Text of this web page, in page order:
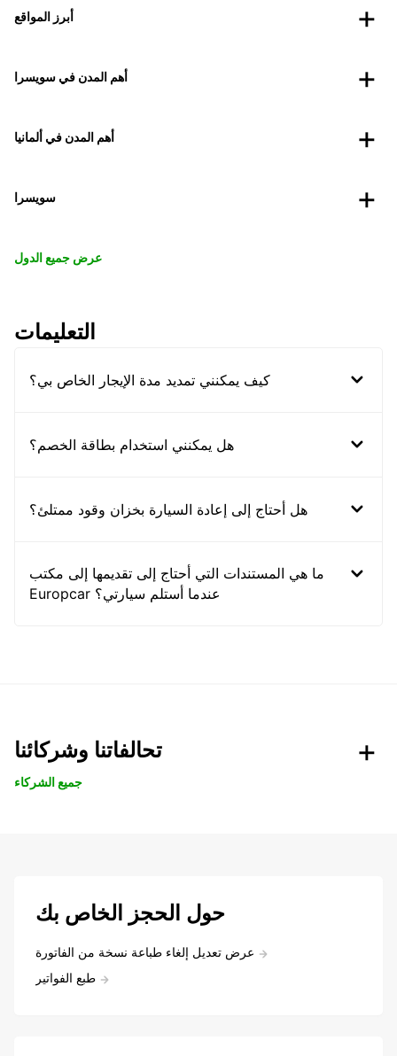
أبرز المواقع
أهم المدن في سويسرا
أهم المدن في ألمانيا
سويسرا
عرض جميع الدول
التعليمات
كيف يمكنني تمديد مدة الإيجار الخاص بي؟
هل يمكنني استخدام بطاقة الخصم؟
هل أحتاج إلى إعادة السيارة بخزان وقود ممتلئ؟
ما هي المستندات التي أحتاج إلى تقديمها إلى مكتب
Europcar عندما أستلم سيارتي؟
تحالفاتنا وشركائنا
جميع الشركاء
حول الحجز الخاص بك
عرض تعديل إلغاء طباعة نسخة من الفاتورة
طبع الفواتير